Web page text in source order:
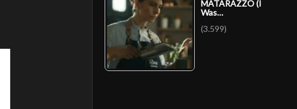
MATARAZZO (I
Was…
(3.599)